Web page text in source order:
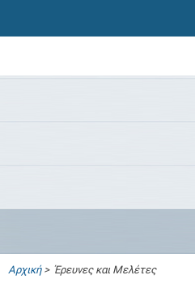
Αρχική> Έρευνες και Μελέτες